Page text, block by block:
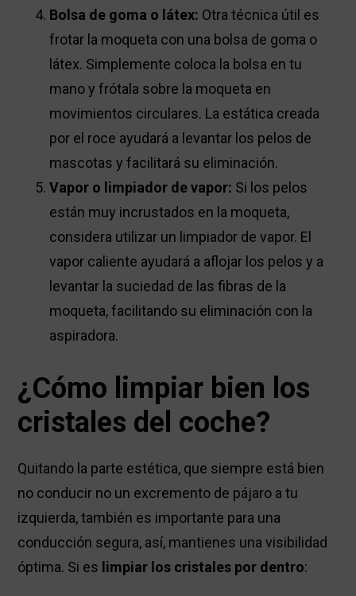
Bolsa de goma o látex: Otra técnica útil es
frotar la moqueta con una bolsa de goma o
látex. Simplemente coloca la bolsa en tu
mano y frótala sobre la moqueta en
movimientos circulares. La estática creada
por el roce ayudará a levantar los pelos de
mascotas y facilitará su eliminación.
Vapor o limpiador de vapor: Si los pelos
están muy incrustados en la moqueta,
considera utilizar un limpiador de vapor. El
vapor caliente ayudará a aflojar los pelos y a
levantar la suciedad de las fibras de la
moqueta, facilitando su eliminación con la
aspiradora.
¿Cómo limpiar bien los
cristales del coche?
Quitando la parte estética, que siempre está bien
no conducir no un excremento de pájaro a tu
izquierda, también es importante para una
conducción segura, así, mantienes una visibilidad
óptima. Si es limpiar los cristales por dentro: